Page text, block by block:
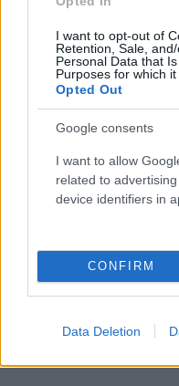
I want to opt-out of
Retention, Sale,
Personal Data that
Purposes for which it
Opted Out
Google consents
I want to allow
related to
device identifiers in
CONFIRM
Data Deletion